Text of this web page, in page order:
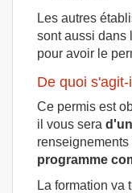
Les autres
sont aussi dans
pour avoir le
De quoi
Ce permis est
il vous sera
programme
La formation va